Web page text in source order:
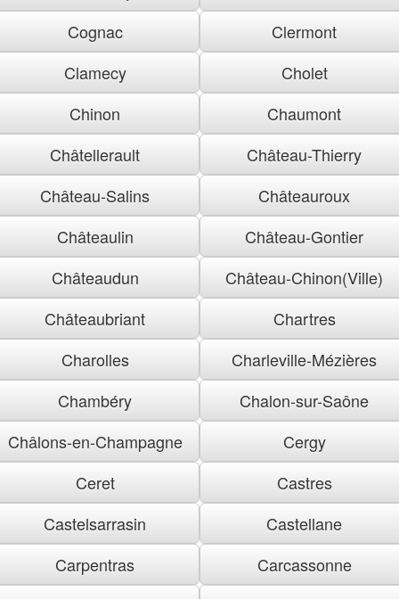
Cognac
Clermont
Clamecy
Cholet
Chinon
Chaumont
Châtellerault
Château-Thierry
Château-Salins
Châteauroux
Châteaulin
Château-Gontier
Châteaudun
Château-Chinon(Ville)
Châteaubriant
Chartres
Charolles
Charleville-Mézières
Chambéry
Chalon-sur-Saône
Châlons-en-Champagne
Cergy
Ceret
Castres
Castelsarrasin
Castellane
Carpentras
Carcassonne